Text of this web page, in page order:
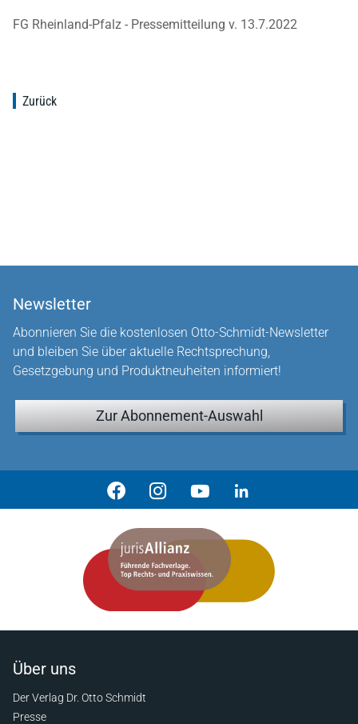
FG Rheinland-Pfalz - Pressemitteilung v. 13.7.2022
Zurück
Newsletter
Abonnieren Sie die kostenlosen Otto-Schmidt-Newsletter
und bleiben Sie über aktuelle Rechtsprechung,
Gesetzgebung und Produktneuheiten informiert!
Zur Abonnement-Auswahl
Über uns
Der Verlag Dr. Otto Schmidt
Presse